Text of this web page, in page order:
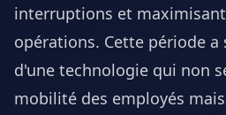
interruptions et
opérations. Cette période
d'une technologie qui non
mobilité des employés